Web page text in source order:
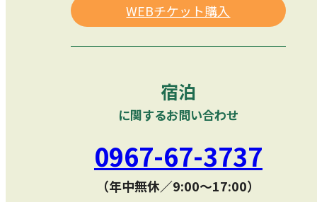
WEBチケット購入
宿泊
に関するお問い合わせ
0967-67-3737
（年中無休／9:00〜17:00）